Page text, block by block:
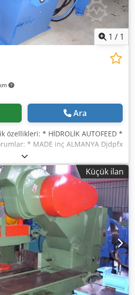
1 / 1
Ara
özellikleri: * HİDROLİK AUTOFEED *
* MADE inç ALMANYA Djdpfx
Küçük ilan